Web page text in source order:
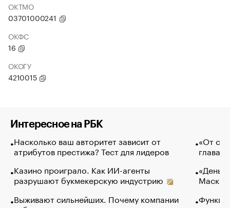
ОКТМО
03701000241
ОКФС
16
ОКОГУ
4210015
Интересное на РБК
Насколько ваш авторитет зависит от
атрибутов престижа? Тест для лидеров
Казино проиграло. Как ИИ-агенты
разрушают букмекерскую индустрию
Выживают сильнейших. Почему компании
«От
глава
Маск в